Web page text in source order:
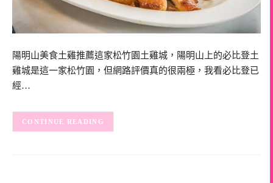
陽明山美食土雞推薦這家松竹園土雞城，陽明山上的必比登土
雞城是這一家松竹園，但網路評價真的很兩極，我看必比登已
經…
CONTINUE READING